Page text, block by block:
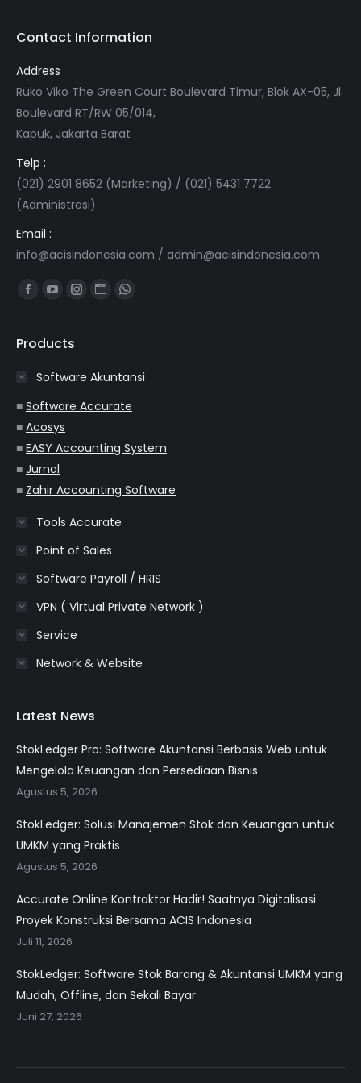
Contact Information
Address
Ruko Viko The Green Court Boulevard Timur, Blok AX-05, Jl.
Boulevard RT/RW 05/014,
Kapuk, Jakarta Barat
Telp :
(021) 2901 8652 (Marketing) / (021) 5431 7722
(Administrasi)
Email :
info@acisindonesia.com / admin@acisindonesia.com
Find us on:
Facebook
opens
new
window
YouTube
opens
new
window
Instagram
new
window
Website
new
window
Whatsapp
new
window
Products
Software Akuntansi
■ Software Accurate
■ Acosys
■ EASY Accounting System
■ Jurnal
■ Zahir Accounting Software
Tools Accurate
Point of Sales
Software Payroll / HRIS
VPN ( Virtual Private Network )
Service
Network & Website
Latest News
StokLedger Pro: Software Akuntansi Berbasis Web untuk
Mengelola Keuangan dan Persediaan Bisnis
Agustus 5, 2026
StokLedger: Solusi Manajemen Stok dan Keuangan untuk
UMKM yang Praktis
Agustus 5, 2026
Accurate Online Kontraktor Hadir! Saatnya Digitalisasi
Proyek Konstruksi Bersama ACIS Indonesia
Juli 11, 2026
StokLedger: Software Stok Barang & Akuntansi UMKM yang
Mudah, Offline, dan Sekali Bayar
Juni 27, 2026